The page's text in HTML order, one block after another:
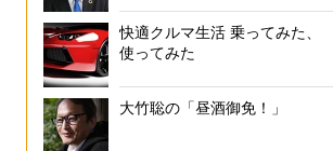
快適クルマ生活 乗ってみた、
使ってみた
大竹聡の「昼酒御免！」